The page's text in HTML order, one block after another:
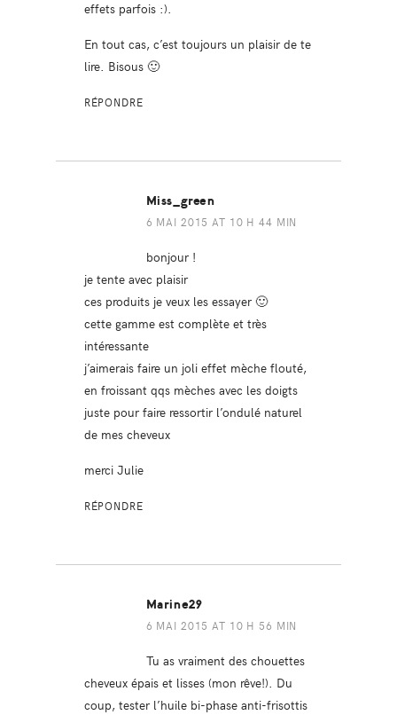
effets parfois :).
En tout cas, c’est toujours un plaisir de te
lire. Bisous 🙂
RÉPONDRE
Miss_green
6 MAI 2015 AT 10 H 44 MIN
bonjour !
je tente avec plaisir
ces produits je veux les essayer 🙂
cette gamme est complète et très
intéressante
j’aimerais faire un joli effet mèche flouté,
en froissant qqs mèches avec les doigts
juste pour faire ressortir l’ondulé naturel
de mes cheveux
merci Julie
RÉPONDRE
Marine29
6 MAI 2015 AT 10 H 56 MIN
Tu as vraiment des chouettes
cheveux épais et lisses (mon rêve!). Du
coup, tester l’huile bi-phase anti-frisottis